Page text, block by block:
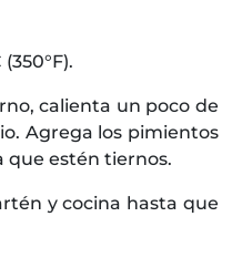
calienta un poco de
Agrega los pimientos
que estén tiernos.
y cocina hasta que